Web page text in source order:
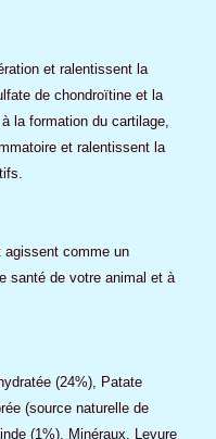
et ralentissent la
de chondroïtine et la
la formation du cartilage,
et ralentissent la
agissent comme un
santé de votre animal et à
(24%), Patate
(source naturelle de
(1%), Minéraux, Levure